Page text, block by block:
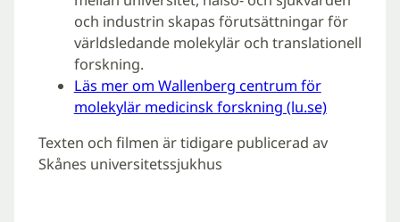
och industrin skapas förutsättningar för
världsledande molekylär och translationell
forskning.
Läs mer om Wallenberg centrum för
molekylär medicinsk forskning (lu.se)
Texten och filmen är tidigare publicerad av
Skånes universitetssjukhus